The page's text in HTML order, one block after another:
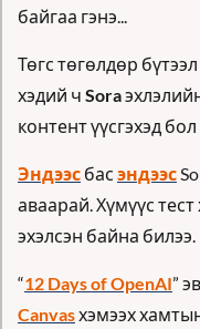
байгаа гэнэ...
Төгс төгөлдөр
хэдий ч Sora
контент үүсгэхэд
Эндээс бас эндээс
аваарай. Хүмүүс
эхэлсэн байна билээ.
“12 Days of OpenAI
Canvas хэмээх